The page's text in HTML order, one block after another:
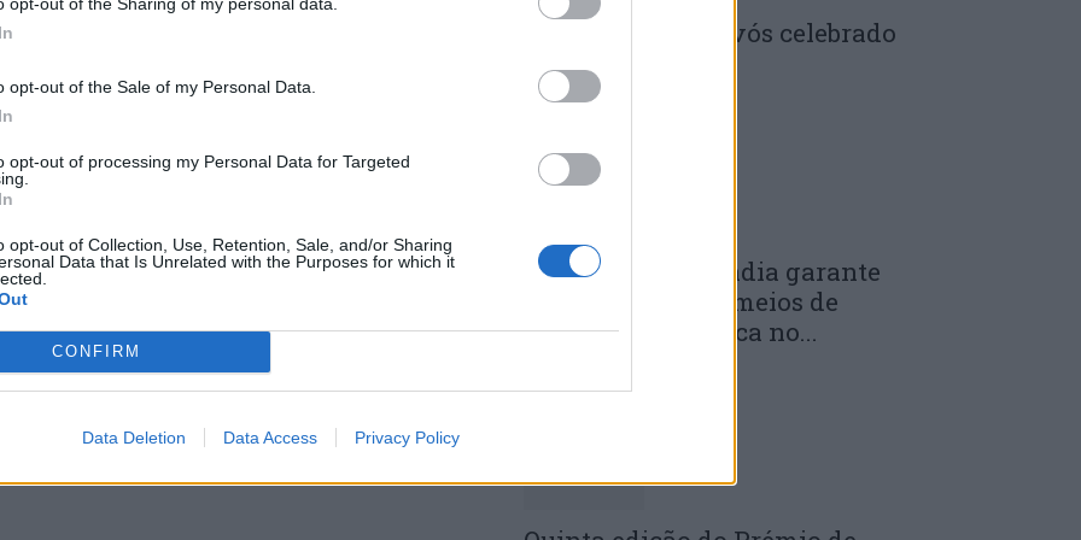
opt-out of the Sale of my Personal Data.
opt-out of processing my Personal Data for Targeted
opt-out of Collection, Use, Retention, Sale, and/or Sharing
Data that Is Unrelated with the Purposes for which it
CONFIRM
Data Deletion Data Access Privacy Policy
a “escapadinha às estrelas”, que inclui
e atividades à escolha, ou ainda a
noite, um jantar e atividades à escolha. Estes
de natureza e aventura, podem ser
exclusiva de 40% de desconto na venda
Festival de Caminhadas, agendado para os
atividades para todos os gostos,
cenários deslumbrantes, uma energia única,
representado no stand (2D01) da
Coimbra, no pavilhão 2 da Feira
Penela: Dia dos Avós celebrado
em comunidade
30 DE JULHO, 2026
Município de Anadia garante
manutenção dos meios de
emergência médica no...